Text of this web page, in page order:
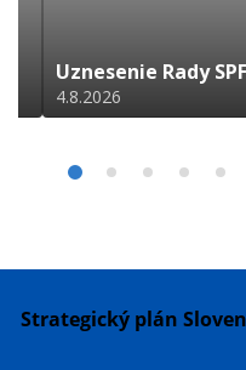
Uznesenie Rady
4.8.2026
Strategický plán